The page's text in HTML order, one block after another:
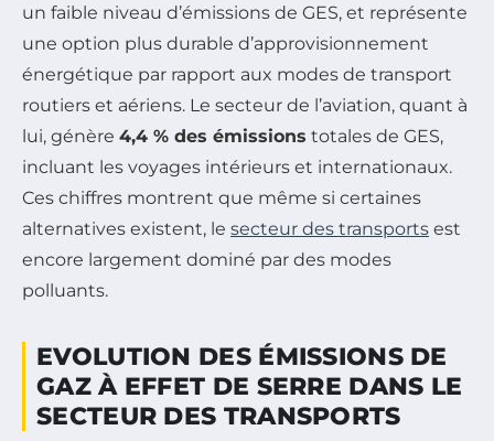
un faible niveau d’émissions de GES, et représente
une option plus durable d’approvisionnement
énergétique par rapport aux modes de transport
routiers et aériens. Le secteur de l’aviation, quant à
lui, génère 4,4 % des émissions totales de GES,
incluant les voyages intérieurs et internationaux.
Ces chiffres montrent que même si certaines
alternatives existent, le secteur des transports est
encore largement dominé par des modes
polluants.
EVOLUTION DES ÉMISSIONS DE
GAZ À EFFET DE SERRE DANS LE
SECTEUR DES TRANSPORTS